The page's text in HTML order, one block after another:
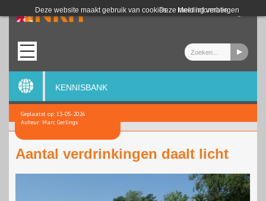
Deze website maakt gebruik van cookies. Meer informatie
Deze melding verbergen
Login
KENNISBANK
Geplaatst op: 13-05-2026
Auteur: Marc Gerlings
Aantal verdrinkingen daalt licht